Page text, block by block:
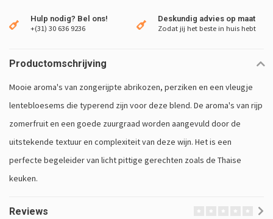
Hulp nodig? Bel ons!
+(31) 30 636 9236
Deskundig advies op maat
Zodat jij het beste in huis hebt
Productomschrijving
Mooie aroma's van zongerijpte abrikozen, perziken en een vleugje
lentebloesems die typerend zijn voor deze blend. De aroma's van rijp
zomerfruit en een goede zuurgraad worden aangevuld door de
uitstekende textuur en complexiteit van deze wijn. Het is een
perfecte begeleider van licht pittige gerechten zoals de Thaise
keuken.
Reviews